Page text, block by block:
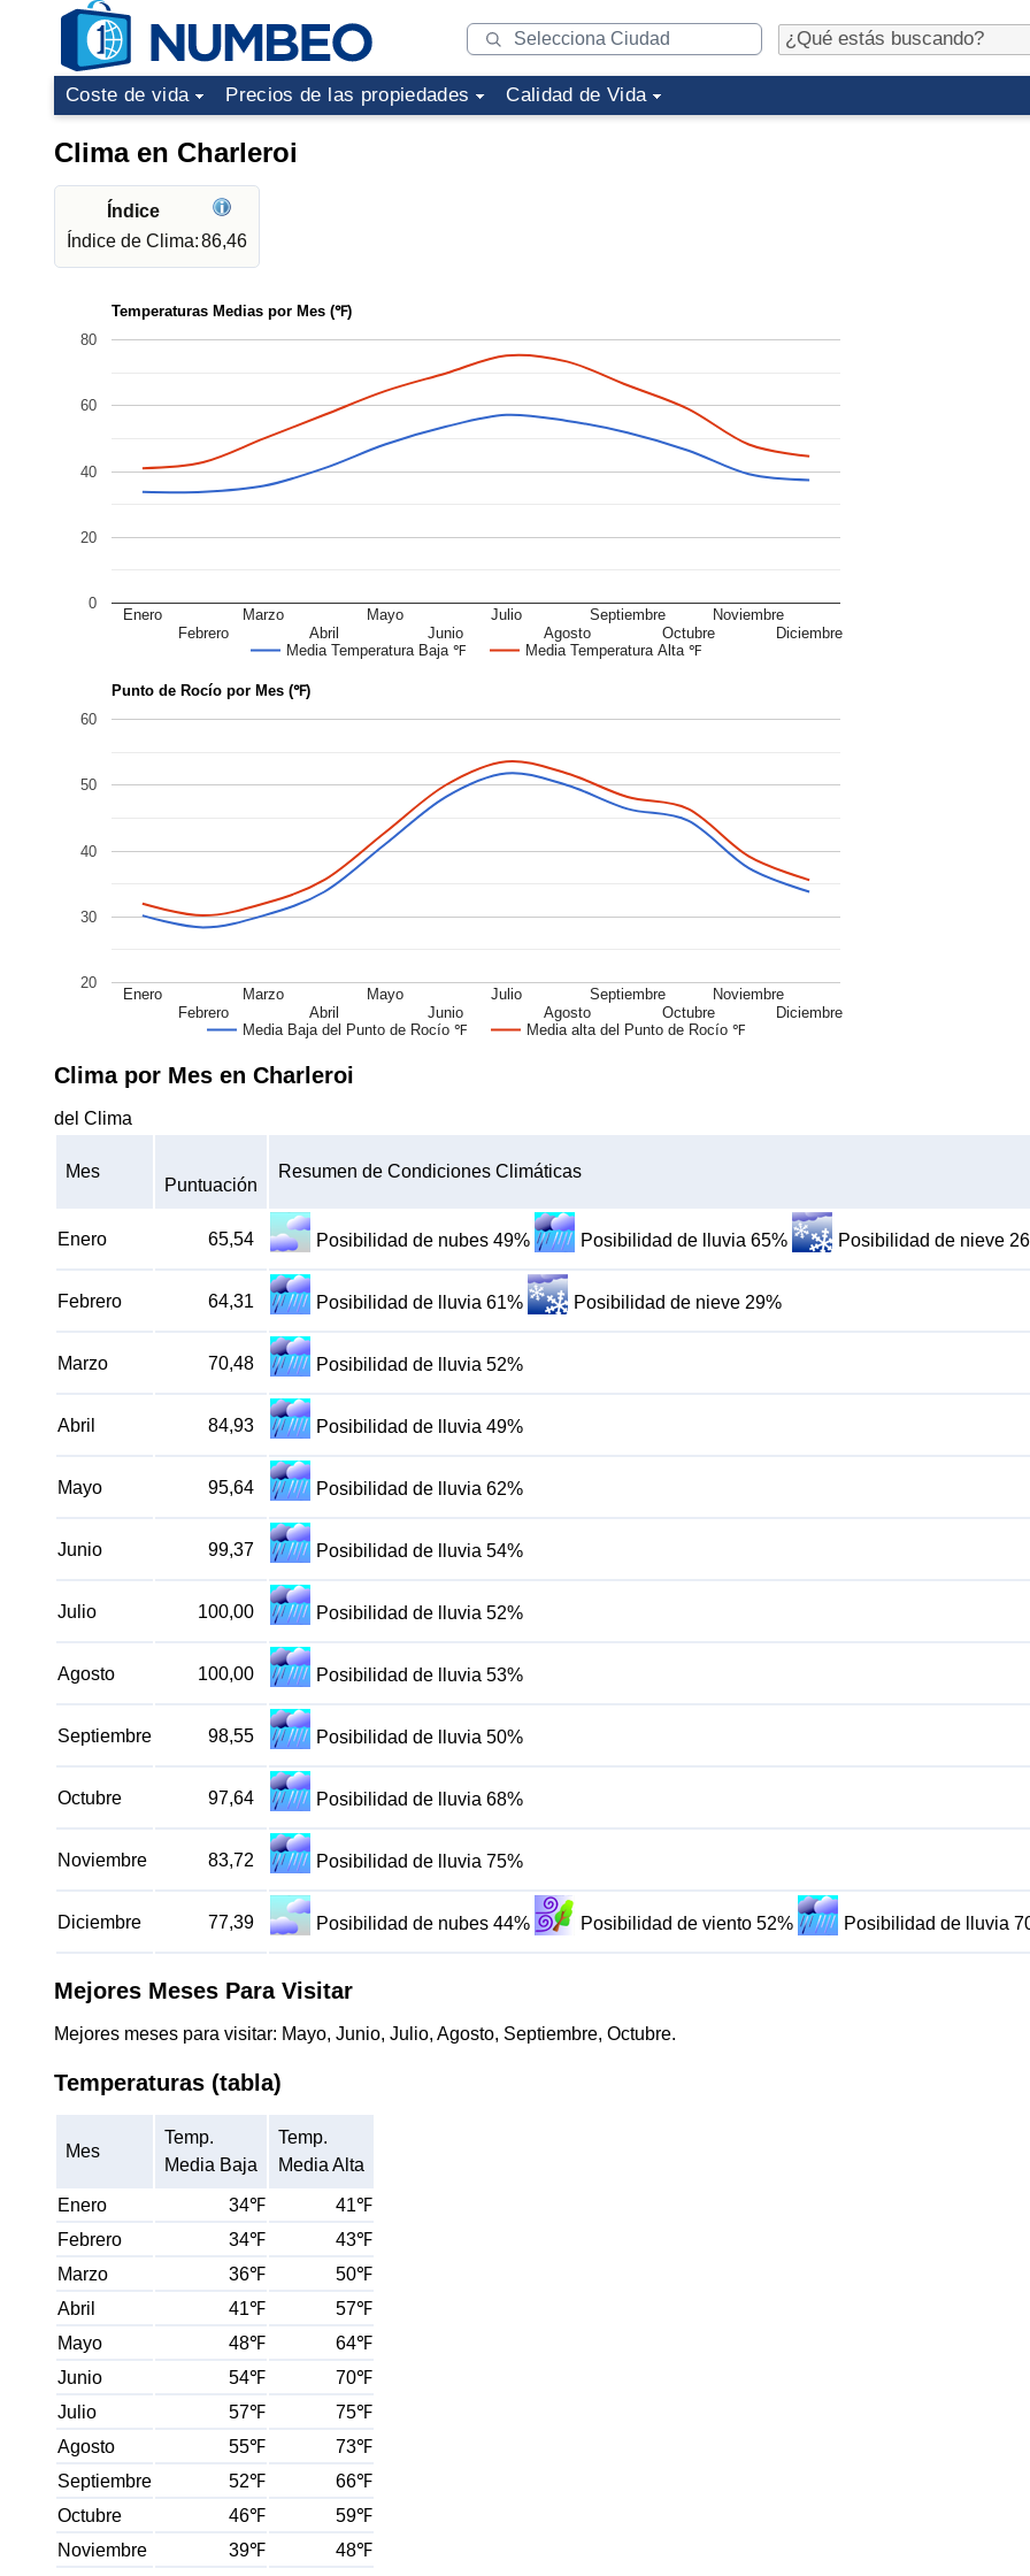
Coste de vida Precios de las propiedades Calidad de Vida
Clima en Charleroi
Índice
Índice de Clima:86,46
Temperaturas Medias por Mes (℉)
Media Temperatura Baja ℉ Media Temperatura Alta ℉
Enero
Febrero
Marzo
Abril
Mayo
Junio
Julio
Agosto
Septiembre
Octubre
Noviembre
Diciembre
0
20
40
60
80
Punto de Rocío por Mes (℉)
Media Baja del Punto de Rocío ℉ Media alta del Punto de Rocío ℉
Enero
Febrero
Marzo
Abril
Mayo
Junio
Julio
Agosto
Septiembre
Octubre
Noviembre
Diciembre
20
30
40
50
60
Clima por Mes en Charleroi
del Clima
Mes
Puntuación
Resumen de Condiciones Climáticas
Enero 65,54 Posibilidad de nubes 49% Posibilidad de lluvia 65% Posibilidad de nieve
Febrero 64,31 Posibilidad de lluvia 61% Posibilidad de nieve 29%
Marzo 70,48 Posibilidad de lluvia 52%
Abril 84,93 Posibilidad de lluvia 49%
Mayo 95,64 Posibilidad de lluvia 62%
Junio 99,37 Posibilidad de lluvia 54%
Julio 100,00 Posibilidad de lluvia 52%
Agosto 100,00 Posibilidad de lluvia 53%
Septiembre 98,55 Posibilidad de lluvia 50%
Octubre 97,64 Posibilidad de lluvia 68%
Noviembre 83,72 Posibilidad de lluvia 75%
Diciembre 77,39 Posibilidad de nubes 44% Posibilidad de viento 52% Posibilidad de lluvia
Mejores Meses Para Visitar
Mejores meses para visitar: Mayo, Junio, Julio, Agosto, Septiembre, Octubre.
Temperaturas (tabla)
Mes
Temp.
Media Baja
Temp.
Media Alta
Enero 34℉
41℉
Febrero
34℉
43℉
Marzo
36℉
50℉
Abril
41℉
57℉
Mayo
48℉
64℉
Junio
54℉
70℉
Julio
57℉
75℉
Agosto
55℉
73℉
Septiembre
52℉
66℉
Octubre
46℉
59℉
Noviembre
39℉
48℉